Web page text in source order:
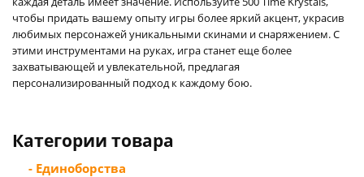
чтобы придать вашему опыту игры более яркий акцент, украсив
любимых персонажей уникальными скинами и снаряжением. С
этими инструментами на руках, игра станет еще более
захватывающей и увлекательной, предлагая
персонализированный подход к каждому бою.
Категории товара
- Единоборства